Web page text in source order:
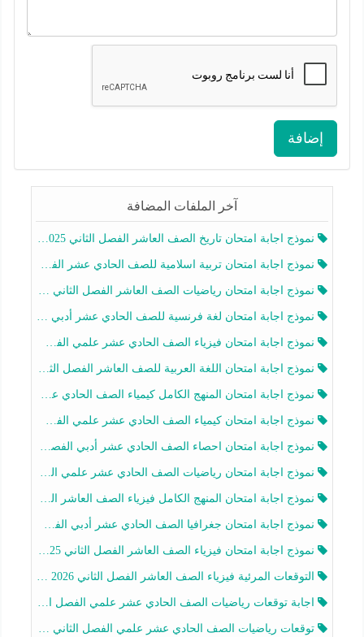
إضافة
آخر الملفات المضافة
نموذج اجابة امتحان تاريخ الصف العاشر الفصل الثاني 2025-2026
نموذج اجابة امتحان تربية اسلامية للصف الحادي عشر الفصل الثاني 2025-2026
نموذج اجابة امتحان رياضيات الصف العاشر الفصل الثاني 2025-2026
نموذج اجابة امتحان لغة فرنسية للصف الحادي عشر أدبي الفصل الثاني 2025-2026
نموذج اجابة امتحان فيزياء الصف الحادي عشر علمي الفصل الثاني 2025-2026
نموذج اجابة امتحان اللغة العربية للصف العاشر الفصل الثاني 2025-2026
نموذج اجابة امتحان المنهج الكامل كيمياء الصف الحادي عشر علمي الفصل الثاني 2025-2026
نموذج اجابة امتحان كيمياء الصف الحادي عشر علمي الفصل الثاني 2025-2026
نموذج اجابة امتحان احصاء الصف الحادي عشر أدبي الفصل الثاني 2025-2026
نموذج اجابة امتحان رياضيات الصف الحادي عشر علمي الفصل الثاني 2025-2026
نموذج اجابة امتحان المنهج الكامل فيزياء الصف العاشر الفصل الثاني 2025-2026
نموذج اجابة امتحان جغرافيا الصف الحادي عشر أدبي الفصل الثاني 2025-2026
نموذج اجابة امتحان فيزياء الصف العاشر الفصل الثاني 2025-2026
التوقعات المرئية فيزياء الصف العاشر الفصل الثاني 2026 أ هيثم الليثي
اجابة توقعات رياضيات الصف الحادي عشر علمي الفصل الثاني 2025-2026 أ عمرو فايز
توقعات رياضيات الصف الحادي عشر علمي الفصل الثاني 2025-2026 أ عمرو فايز